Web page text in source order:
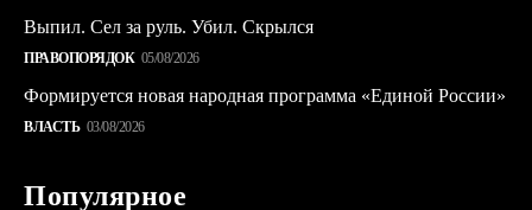
Выпил. Сел за руль. Убил. Скрылся
ПРАВОПОРЯДОК 05/08/2026
Формируется новая народная программа «Единой России»
ВЛАСТЬ 03/08/2026
Популярное